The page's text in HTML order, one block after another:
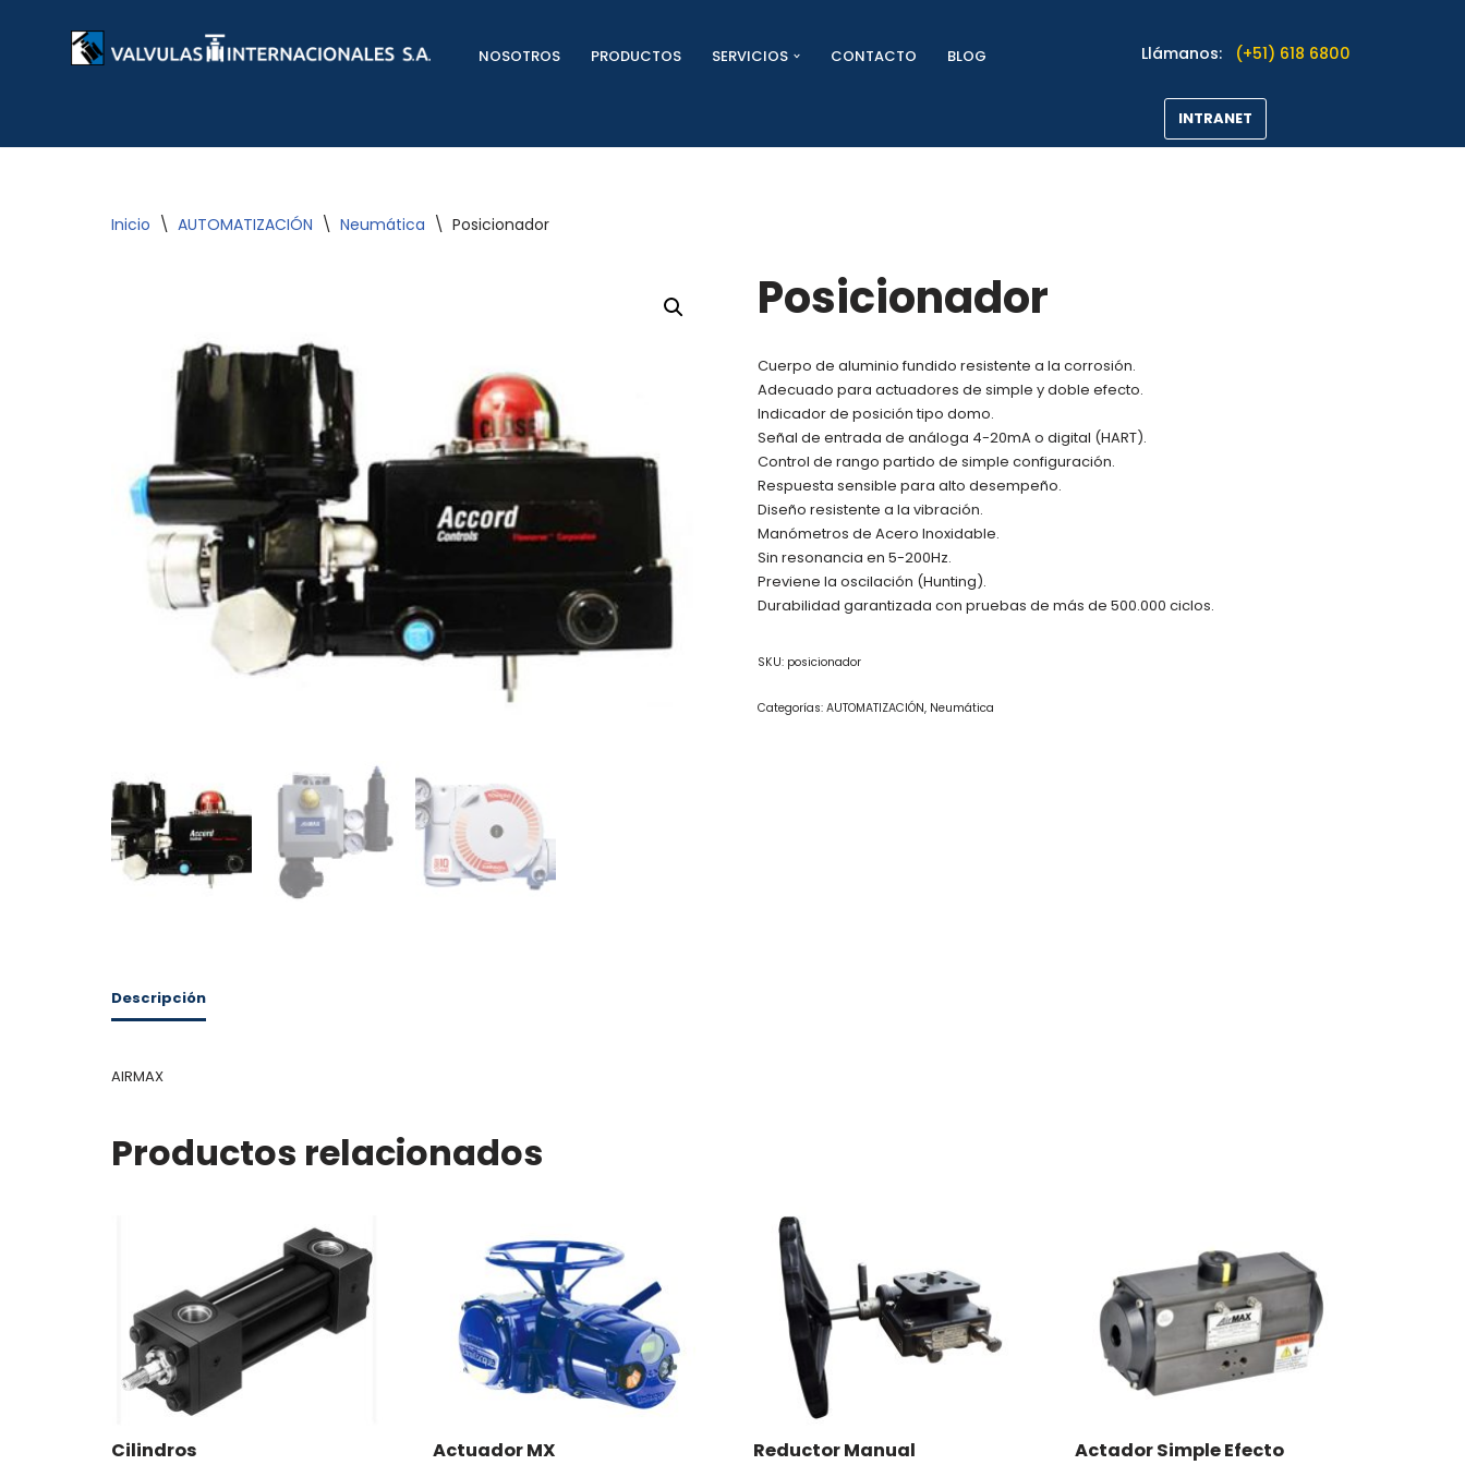
NOSOTROS PRODUCTOS SERVICIOS CONTACTO BLOG Llámanos: (+51) 618 6800
INTRANET
Inicio \ AUTOMATIZACIÓN \ Neumática \ Posicionador
Posicionador
Cuerpo de aluminio fundido resistente a la corrosión.
Adecuado para actuadores de simple y doble efecto.
Indicador de posición tipo domo.
Señal de entrada de análoga 4-20mA o digital (HART).
Control de rango partido de simple configuración.
Respuesta sensible para alto desempeño.
Diseño resistente a la vibración.
Manómetros de Acero Inoxidable.
Sin resonancia en 5-200Hz.
Previene la oscilación (Hunting).
Durabilidad garantizada con pruebas de más de 500.000 ciclos.
SKU: posicionador
Categorías: AUTOMATIZACIÓN, Neumática
Descripción
AIRMAX
Productos relacionados
Cilindros Actuador MX Reductor Manual Actador Simple Efecto